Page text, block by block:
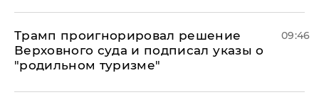
Трамп проигнорировал решение
Верховного суда и подписал указы о
"родильном туризме"
09:46